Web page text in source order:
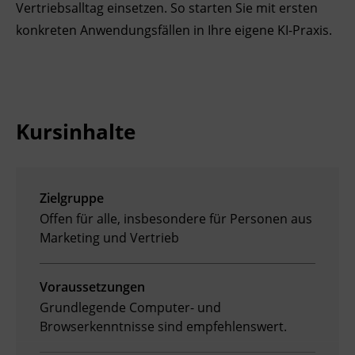
Ingenieurzertifizierung
Deutsch und Integration
BFI Reutte
Vertriebsalltag einsetzen. So starten Sie mit ersten
konkreten Anwendungsfällen in Ihre eigene KI-Praxis.
Kursinhalte
Zielgruppe
Offen für alle, insbesondere für Personen aus
Marketing und Vertrieb
Voraussetzungen
Grundlegende Computer- und
Browserkenntnisse sind empfehlenswert.